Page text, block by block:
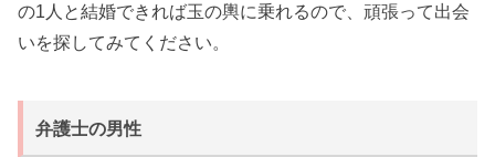
の1人と結婚できれば玉の輿に乗れるので、頑張って出会
いを探してみてください。
弁護士の男性